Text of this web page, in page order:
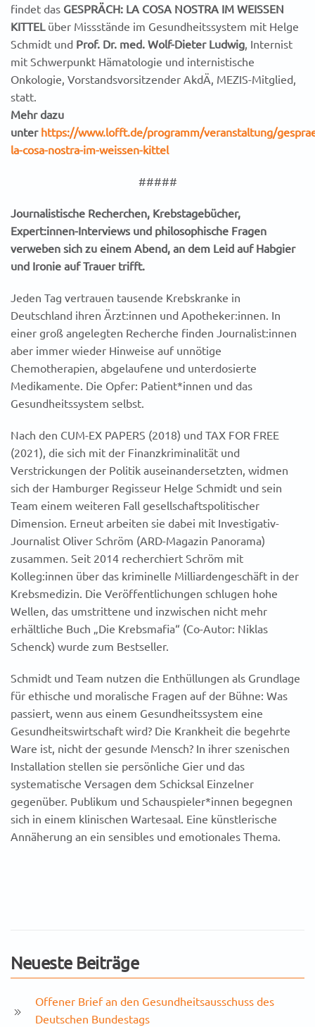
findet das GESPRÄCH: LA COSA NOSTRA IM WEISSEN
KITTEL über Missstände im Gesundheitssystem mit Helge
Schmidt und Prof. Dr. med. Wolf-Dieter Ludwig , Internist
mit Schwerpunkt Hämatologie und internistische
Onkologie, Vorstandsvorsitzender AkdÄ, MEZIS-Mitglied,
statt.
Mehr dazu
unter https://www.lofft.de/programm/veranstaltung/
la-cosa-nostra-im-weissen-kittel
#####
Journalistische Recherchen, Krebstagebücher,
Expert:innen-Interviews und philosophische Fragen
verweben sich zu einem Abend, an dem Leid auf Habgier
und Ironie auf Trauer trifft.
Jeden Tag vertrauen tausende Krebskranke in
Deutschland ihren Ärzt:innen und Apotheker:innen. In
einer groß angelegten Recherche finden Journalist:innen
aber immer wieder Hinweise auf unnötige
Chemotherapien, abgelaufene und unterdosierte
Medikamente. Die Opfer: Patient*innen und das
Gesundheitssystem selbst.
Nach den CUM-EX PAPERS (2018) und TAX FOR FREE
(2021), die sich mit der Finanzkriminalität und
Verstrickungen der Politik auseinandersetzten, widmen
sich der Hamburger Regisseur Helge Schmidt und sein
Team einem weiteren Fall gesellschaftspolitischer
Dimension. Erneut arbeiten sie dabei mit Investigativ-
Journalist Oliver Schröm (ARD-Magazin Panorama)
zusammen. Seit 2014 recherchiert Schröm mit
Kolleg:innen über das kriminelle Milliardengeschäft in der
Krebsmedizin. Die Veröffentlichungen schlugen hohe
Wellen, das umstrittene und inzwischen nicht mehr
erhältliche Buch „Die Krebsmafia“ (Co-Autor: Niklas
Schenck) wurde zum Bestseller.
Schmidt und Team nutzen die Enthüllungen als Grundlage
für ethische und moralische Fragen auf der Bühne: Was
passiert, wenn aus einem Gesundheitssystem eine
Gesundheitswirtschaft wird? Die Krankheit die begehrte
Ware ist, nicht der gesunde Mensch? In ihrer szenischen
Installation stellen sie persönliche Gier und das
systematische Versagen dem Schicksal Einzelner
gegenüber. Publikum und Schauspieler*innen begegnen
sich in einem klinischen Wartesaal. Eine künstlerische
Annäherung an ein sensibles und emotionales Thema.
Neueste Beiträge
Offener Brief an den Gesundheitsausschuss des
Deutschen Bundestags